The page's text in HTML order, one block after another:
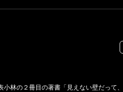
林の２冊目の著書「見えない壁だって